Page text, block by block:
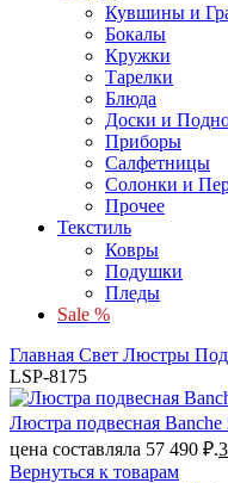
Кувшины и
Бокалы
Кружки
Тарелки
Блюда
Доски и
Приборы
Салфетницы
Солонки и
Прочее
Текстиль
Ковры
Подушки
Пледы
Sale %
Главная Свет Люстры
LSP-8175
Люстра подвесная Banche
цена составляла 57 490 ₽.
Вернуться к товарам